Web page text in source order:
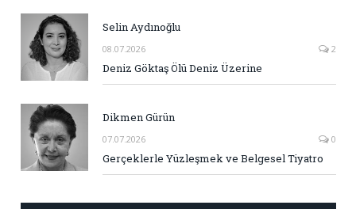
Selin Aydınoğlu
08.07.2026 2
Deniz Göktaş Ölü Deniz Üzerine
Dikmen Gürün
07.07.2026 0
Gerçeklerle Yüzleşmek ve Belgesel Tiyatro